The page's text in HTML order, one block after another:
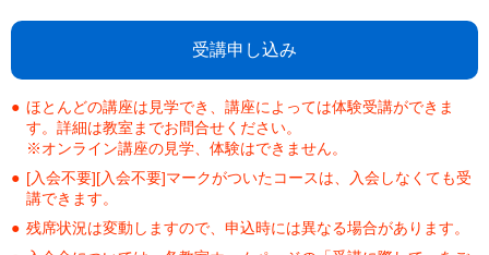
受講申し込み
ほとんどの講座は見学でき、講座によっては体験受講ができま
す。詳細は教室までお問合せください。
※オンライン講座の見学、体験はできません。
[入会不要][入会不要]マークがついたコースは、入会しなくても受
講できます。
残席状況は変動しますので、申込時には異なる場合があります。